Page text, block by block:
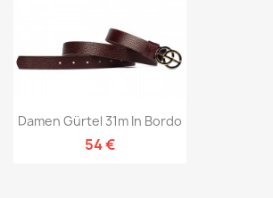
Damen Gürtel 31m In Bordo
54 €